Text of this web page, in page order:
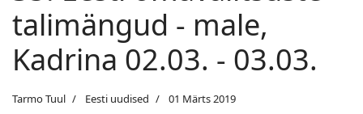
talimängud - male,
Kadrina 02.03. - 03.03.
Tarmo Tuul Eesti uudised 01 Märts 2019